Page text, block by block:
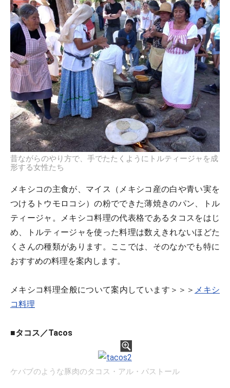
昔ながらのやり方で、手でたたくようにトルティージャを成
形する女性たち
メキシコの主食が、マイス（メキシコ産の白や青い実を
つけるトウモロコシ）の粉でできた薄焼きのパン、トル
ティージャ。メキシコ料理の代表格であるタコスをはじ
め、トルティージャを使った料理は数えきれないほどた
くさんの種類があります。ここでは、そのなかでも特に
おすすめの料理を案内します。
メキシコ料理全般について案内しています＞＞＞ メキシ
コ料理
■タコス／Tacos
ケバブのような豚肉のタコス・アル・パストール